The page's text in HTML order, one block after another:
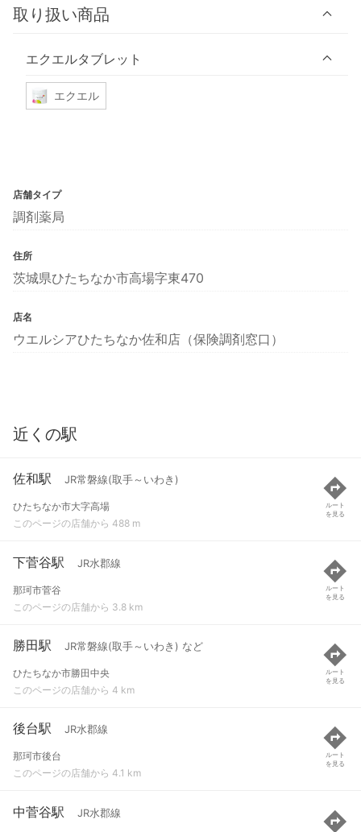
取り扱い商品
エクエルタブレット
エクエル
店舗タイプ
調剤薬局
住所
茨城県ひたちなか市高場字東470
店名
ウエルシアひたちなか佐和店（保険調剤窓口）
近くの駅
佐和駅 JR常磐線(取手～いわき)
ひたちなか市大字高場
このページの店舗から 488 m
ルート
を見る
下菅谷駅 JR水郡線
那珂市菅谷
このページの店舗から 3.8 km
ルート
を見る
勝田駅 JR常磐線(取手～いわき) など
ひたちなか市勝田中央
このページの店舗から 4 km
ルート
を見る
後台駅 JR水郡線
那珂市後台
このページの店舗から 4.1 km
ルート
を見る
中菅谷駅 JR水郡線